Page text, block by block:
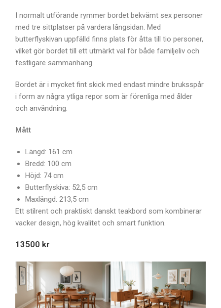
I normalt utförande rymmer bordet bekvämt sex personer
med tre sittplatser på vardera långsidan. Med
butterflyskivan uppfälld finns plats för åtta till tio personer,
vilket gör bordet till ett utmärkt val för både familjeliv och
festligare sammanhang.
Bordet är i mycket fint skick med endast mindre bruksspår
i form av några ytliga repor som är förenliga med ålder
och användning.
Mått
Längd: 161 cm
Bredd: 100 cm
Höjd: 74 cm
Butterflyskiva: 52,5 cm
Maxlängd: 213,5 cm
Ett stilrent och praktiskt danskt teakbord som kombinerar
vacker design, hög kvalitet och smart funktion.
13500 kr